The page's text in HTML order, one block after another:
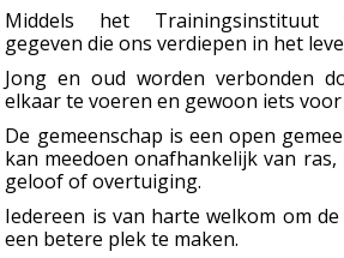
Middels het Trainingsinstituut
gegeven die ons verdiepen in het
Jong en oud worden verbonden
elkaar te voeren en gewoon iets
De gemeenschap is een open
kan meedoen onafhankelijk van
geloof of overtuiging.
Iedereen is van harte welkom om
een betere plek te maken.